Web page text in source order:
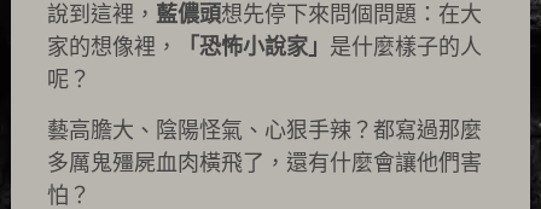
說到這裡， 藍儂頭想先停下來問個問題：在大
家的想像裡，
「恐怖小說家」 是什麼樣子的人
呢？
藝高膽大、陰陽怪氣、心狠手辣？都寫過那麼
多厲鬼殭屍血肉橫飛了，還有什麼會讓他們害
怕？